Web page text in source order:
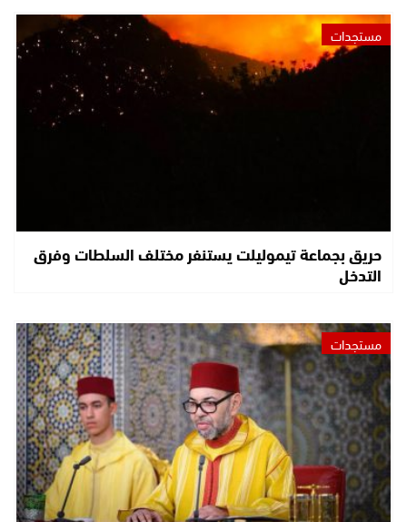
مستجدات
حريق بجماعة تيموليلت يستنفر مختلف السلطات وفرق
التدخل
مستجدات